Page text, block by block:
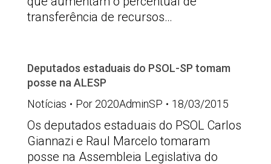
transferência de recursos…
Deputados estaduais do PSOL-SP tomam
posse na ALESP
Notícias
Por 2020AdminSP 18/03/2015
Os deputados estaduais do PSOL Carlos
Giannazi e Raul Marcelo tomaram
posse na Assembleia Legislativa do